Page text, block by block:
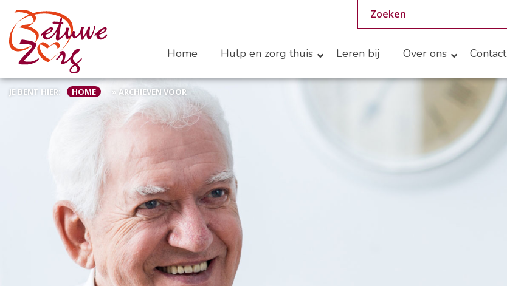
Home Hulp en zorg thuis Leren bij Over ons Contact
JE BENT HIER: HOME » ARCHIEVEN VOOR